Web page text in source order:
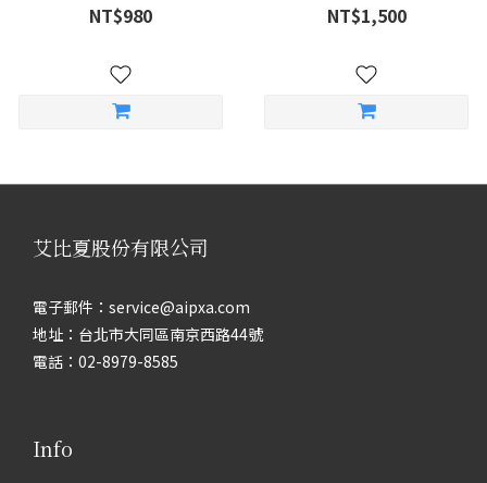
NT$980 NT$1,500
艾比夏股份有限公司
電子郵件：service@aipxa.com
地址：台北市大同區南京西路44號
電話：02-8979-8585
Info